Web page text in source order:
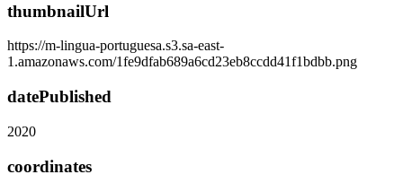
thumbnailUrl
https://m-lingua-portuguesa.s3.sa-east-
1.amazonaws.com/1fe9dfab689a6cd23eb8ccdd41f1bdbb.png
datePublished
2020
coordinates